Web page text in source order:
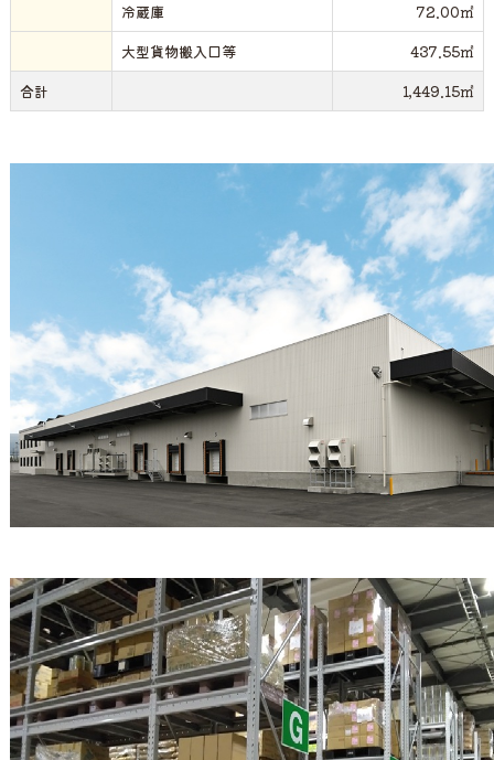
冷蔵庫
72.00㎡
大型貨物搬入口等
437.55㎡
合計
1,449.15㎡